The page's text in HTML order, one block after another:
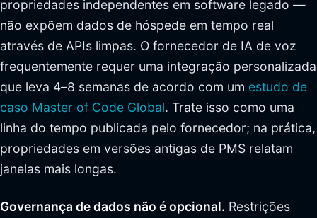
propriedades independentes em software legado —
não expõem dados de hóspede em tempo real
através de APIs limpas. O fornecedor de IA de voz
frequentemente requer uma integração personalizada
que leva 4–8 semanas de acordo com um estudo de
caso Master of Code Global. Trate isso como uma
linha do tempo publicada pelo fornecedor; na prática,
propriedades em versões antigas de PMS relatam
janelas mais longas.
Governança de dados não é opcional. Restrições